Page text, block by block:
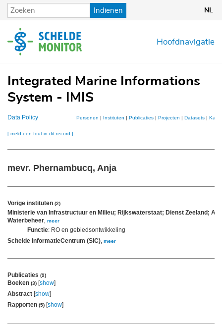
Overslaan
en
de
inhoud
Indienen NL
Hoofdnavigatie
Integrated Marine Informations
System - IMIS
Data Policy Personen | Instituten | Publicaties | Projecten | Datasets |
[ meld een fout in dit record ]
mevr. Phernambucq, Anja
Vorige instituten (2)
Ministerie van Infrastructuur en Milieu; Rijkswaterstaat; Dienst Zeeland;
Waterbeheer meer
Functie: RO en gebiedsontwikkeling
Schelde InformatieCentrum (SIC) meer
Publicaties (9)
Boeken (3) [show]
Abstract [show]
Rapporten (5) [show]